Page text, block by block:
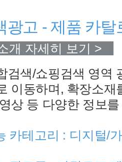
광고 - 제품 카탈
개 자세히 보기 >
검색/쇼핑검색 영역
이동하며, 확장소재
상 등 다양한 정보
카테고리 : 디지털/